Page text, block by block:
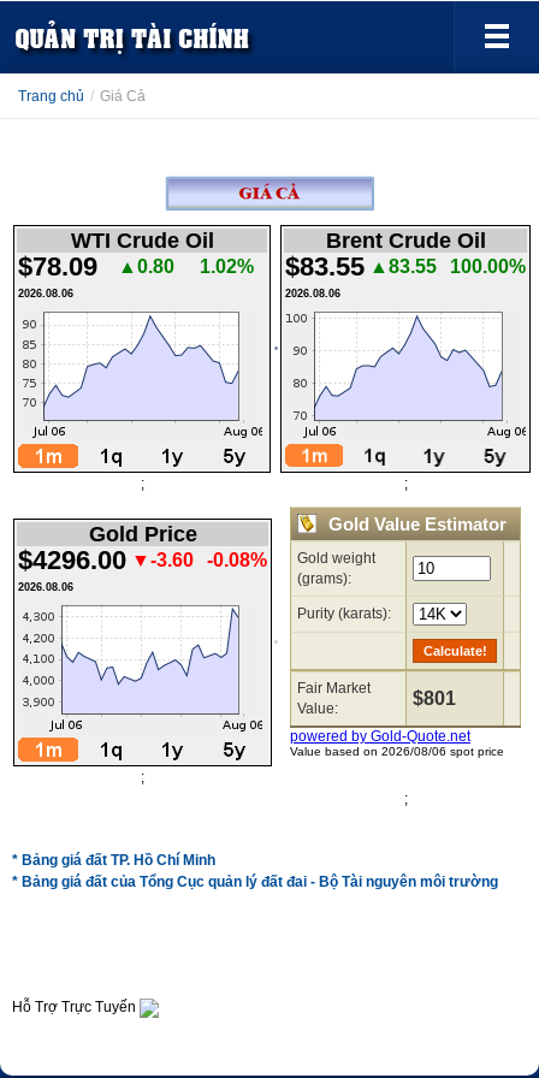
Trang chủ / Giá Cả
WTI Crude Oil
$78.09 ▲0.80 1.02%
2026.08.06
;
Brent Crude Oil
$83.55 ▲83.55 100.00%
2026.08.06
;
Gold Price
$4296.00 ▼-3.60 -0.08%
2026.08.06
;
;
* Bảng giá đất TP. Hồ Chí Minh
* Bảng giá đất của Tổng Cục quản lý đất đai - Bộ Tài nguyên môi trường
Hỗ Trợ Trực Tuyến